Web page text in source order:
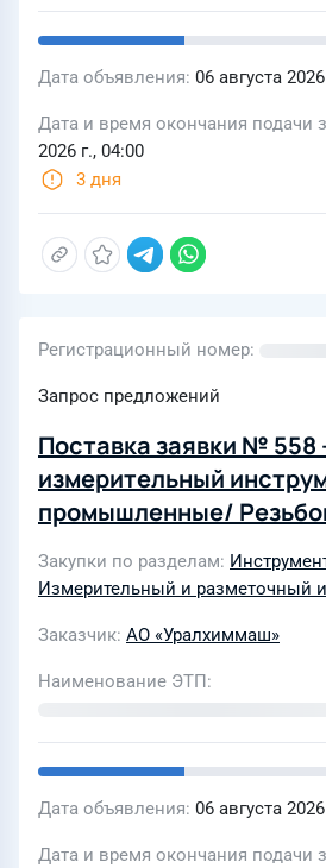
Дата объявления 06 августа
Дата и время окончания подачи
2026 г., 04:00
3 дня
Регистрационный номер
Запрос предложений
Поставка заявки № 558
измерительный
промышленные/
Закупки по разделам
Измерительный и разметочный
Заказчик АО «Уралхиммаш»
Наименование ЭТП
Дата объявления 06 августа
Дата и время окончания подачи